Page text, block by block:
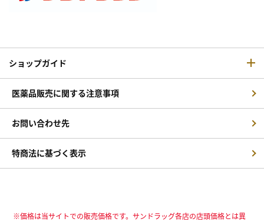
ショップガイド
医薬品販売に関する注意事項
お問い合わせ先
特商法に基づく表示
※価格は当サイトでの販売価格です。サンドラッグ各店の店頭価格とは異